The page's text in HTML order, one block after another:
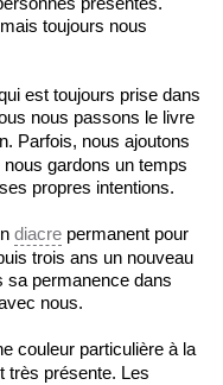
toujours nous
est toujours prise dans
nous passons le livre
Parfois, nous ajoutons
gardons un temps
propres intentions.
diacre permanent pour
trois ans un nouveau
sa permanence dans
nous.
couleur particulière à la
très présente. Les